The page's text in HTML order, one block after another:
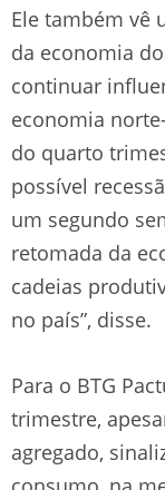
Ele também vê
da economia
continuar
economia
do quarto
possível
um segundo
retomada da
cadeias
no país”, disse.
Para o BTG
trimestre,
agregado,